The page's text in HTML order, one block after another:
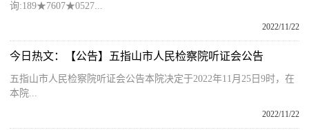
询:189★7607★0527...
2022/11/22
今日热文：【公告】五指山市人民检察院听证会公告
五指山市人民检察院听证会公告本院决定于2022年11月25日9时，在
本院...
2022/11/22